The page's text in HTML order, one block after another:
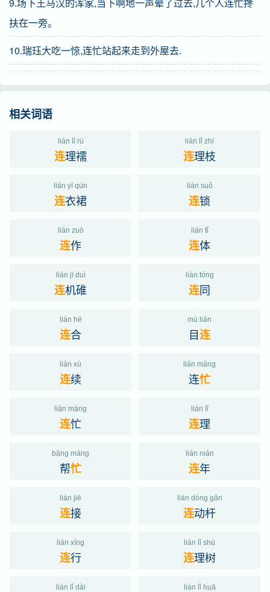
扶在一旁。
10.瑞珏大吃一惊,连忙站起来走到外屋去.
相关词语
lián lǐ rú
连理襦
lián lǐ zhī
连理枝
lián yī qún
连衣裙
lián suǒ
连锁
lián zuò
连作
lián tǐ
连体
lián jī duì
连机碓
lián tóng
连同
lián hé
连合
mù lián
目连
lián xù
连续
lián máng
连忙
lián máng
连忙
lián lǐ
连理
bāng máng
帮忙
lián nián
连年
lián jiē
连接
lián dòng gǎn
连动杆
lián xíng
连行
lián lǐ shù
连理树
lián lǐ dài lián lǐ huā